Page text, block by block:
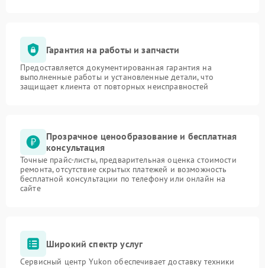
Гарантия на работы и запчасти
Предоставляется документированная гарантия на
выполненные работы и установленные детали, что
защищает клиента от повторных неисправностей
Прозрачное ценообразование и бесплатная
консультация
Точные прайс-листы, предварительная оценка стоимости
ремонта, отсутствие скрытых платежей и возможность
бесплатной консультации по телефону или онлайн на
сайте
Широкий спектр услуг
Сервисный центр Yukon обеспечивает доставку техники